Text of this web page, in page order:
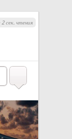
2 сек. чтения